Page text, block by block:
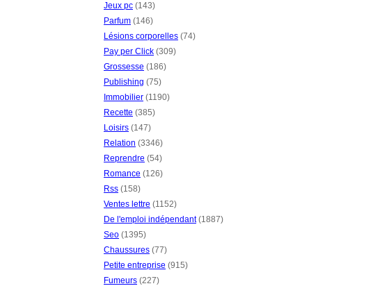
Jeux pc (143)
Parfum (146)
Lésions corporelles (74)
Pay per Click (309)
Grossesse (186)
Publishing (75)
Immobilier (1190)
Recette (385)
Loisirs (147)
Relation (3346)
Reprendre (54)
Romance (126)
Rss (158)
Ventes lettre (1152)
De l'emploi indépendant(1887)
Seo (1395)
Chaussures (77)
Petite entreprise (915)
Fumeurs (227)